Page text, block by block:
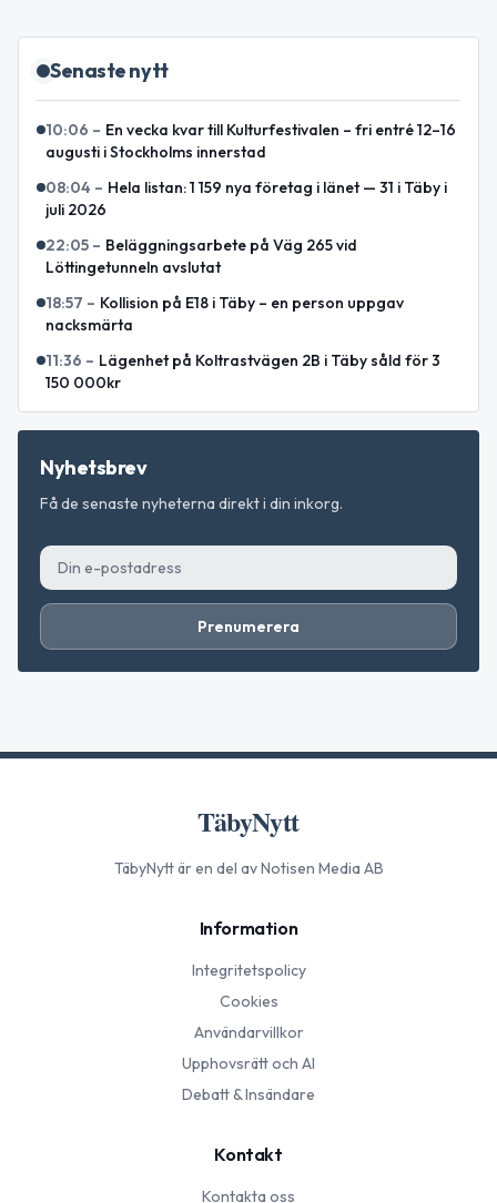
Senaste nytt
10:06 – En vecka kvar till Kulturfestivalen – fri entré 12–16
augusti i Stockholms innerstad
08:04 – Hela listan: 1 159 nya företag i länet — 31 i Täby i
juli 2026
22:05 – Beläggningsarbete på Väg 265 vid
Löttingetunneln avslutat
18:57 – Kollision på E18 i Täby – en person uppgav
nacksmärta
11:36 – Lägenhet på Koltrastvägen 2B i Täby såld för 3
150 000kr
Nyhetsbrev
Få de senaste nyheterna direkt i din inkorg.
Prenumerera
TäbyNytt
TäbyNyttär en del av Notisen Media AB
Information
Integritetspolicy
Cookies
Användarvillkor
Upphovsrätt och AI
Debatt & Insändare
Kontakt
Kontakta oss